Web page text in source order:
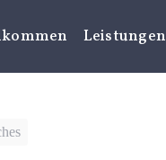
Leistungen